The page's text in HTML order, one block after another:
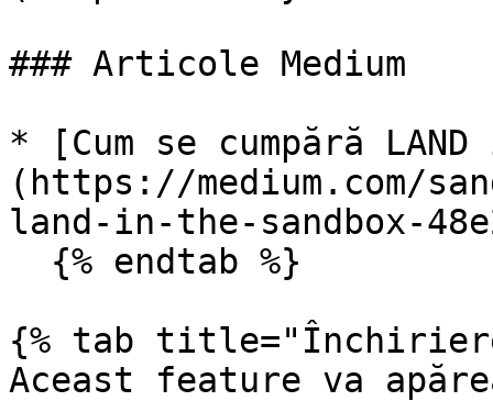
### Articole Medium
* [Cum se cumpără
(https://medium.com/
land-in-the-sandbox-
{% tab
Aceast feature va